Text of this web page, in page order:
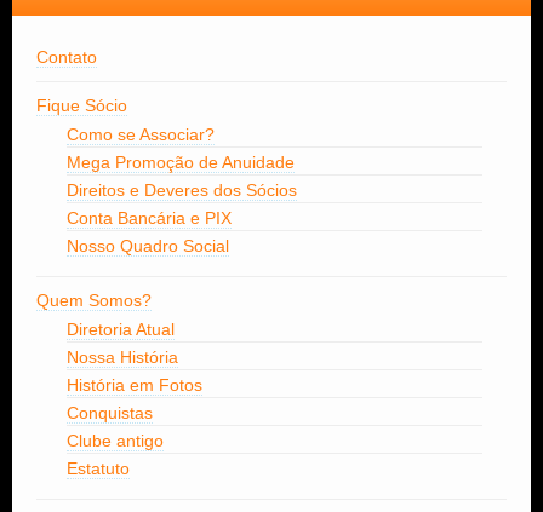
Contato
Fique Sócio
Como se Associar?
Mega Promoção de Anuidade
Direitos e Deveres dos Sócios
Conta Bancária e PIX
Nosso Quadro Social
Quem Somos?
Diretoria Atual
Nossa História
História em Fotos
Conquistas
Clube antigo
Estatuto